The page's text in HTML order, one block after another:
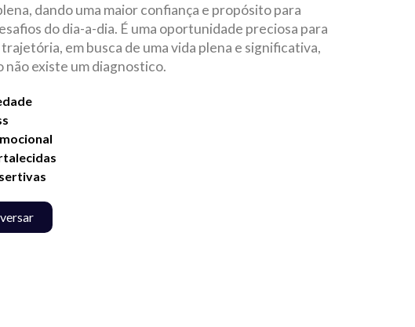
dando uma maior confiança e propósito para
do dia-a-dia. É uma oportunidade preciosa para
em busca de uma vida plena e significativa,
não existe um diagnostico.